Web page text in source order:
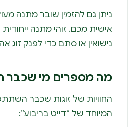
ניתן גם להזמין שובר מתנה
אישית מכם. זוהי מתנה
נישואין או סתם כדי לפנק זוג
מה מספרים מי שכבר
החוויות של זוגות שכבר
המיוחד של “דייט בריבוע”: